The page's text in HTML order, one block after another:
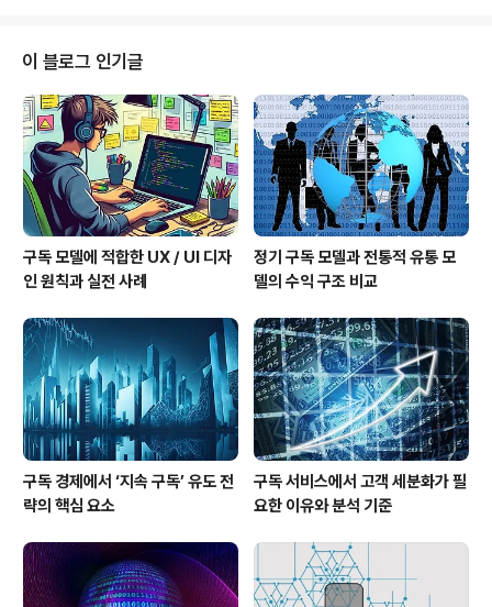
지속 이용 여부’에 따라 좌우되며,그 이용 여부는 서비스의
품질보다는 과금 구조와 경험 설계의 정합성에 더 크게 영
향을 받는다. 특히 B2B 구독 모델에서는 기능이 아닌비즈
니스 가치에 기반한 설계된 가격 구조,업그레이드 유도 흐
름, 해지 방지 체계,반복 수익을 자연스럽게 증식시키는 전
략이 필수적..
이 블로그 인기글
구독 모델에 적합한 UX / UI 디자
인 원칙과 실전 사례
정기 구독 모델과 전통적 유통 모
델의 수익 구조 비교
구독 경제에서 ‘지속 구독’ 유도 전
략의 핵심 요소
구독 서비스에서 고객 세분화가 필
요한 이유와 분석 기준